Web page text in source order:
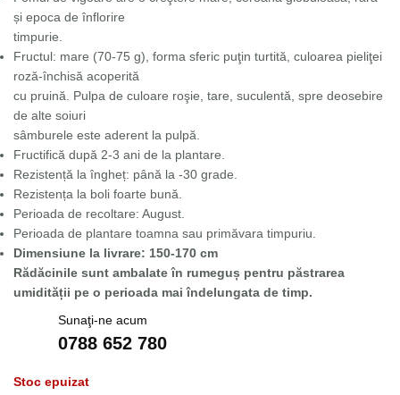
și epoca de înflorire
timpurie.
Fructul: mare (70-75 g), forma sferic puţin turtită, culoarea pieliţei
roză-închisă acoperită
cu pruină. Pulpa de culoare roşie, tare, suculentă, spre deosebire
de alte soiuri
sâmburele este aderent la pulpă.
Fructifică după 2-3 ani de la plantare.
Rezistență la îngheț: până la -30 grade.
Rezistența la boli foarte bună.
Perioada de recoltare: August.
Perioada de plantare toamna sau primăvara timpuriu.
Dimensiune la livrare: 150-170 cm
Rădăcinile sunt ambalate în rumeguș pentru păstrarea
umidității pe o perioada mai îndelungata de timp.
Sunaţi-ne acum
0788 652 780
Stoc epuizat